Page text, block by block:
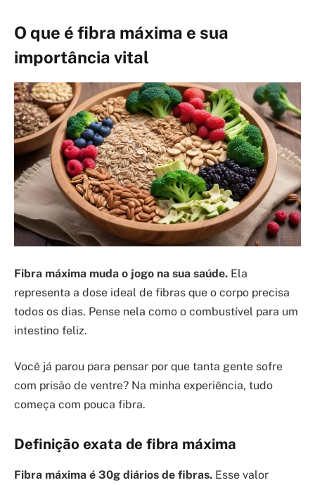
O que é fibra máxima e sua
importância vital
Fibra máxima muda o jogo na sua saúde. Ela
representa a dose ideal de fibras que o corpo precisa
todos os dias. Pense nela como o combustível para um
intestino feliz.
Você já parou para pensar por que tanta gente sofre
com prisão de ventre? Na minha experiência, tudo
começa com pouca fibra.
Definição exata de fibra máxima
Fibra máxima é 30g diários de fibras. Esse valor